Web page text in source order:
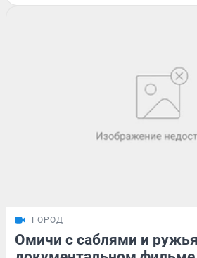
ГОРОД
Омичи с саблями и